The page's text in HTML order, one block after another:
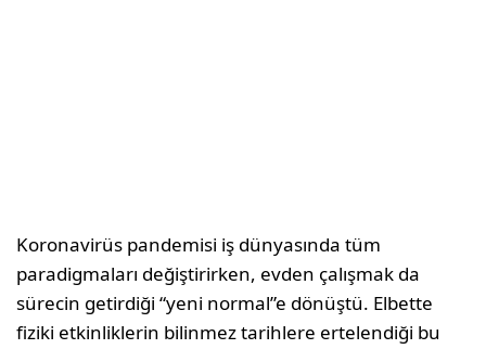
Koronavirüs pandemisi iş dünyasında tüm
paradigmaları değiştirirken, evden çalışmak da
sürecin getirdiği “yeni normal”e dönüştü. Elbette
fiziki etkinliklerin bilinmez tarihlere ertelendiği bu